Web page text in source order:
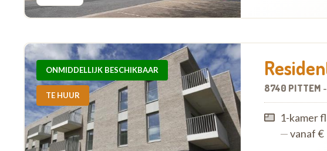
ONMIDDELLIJK BESCHIKBAAR
TE HUUR
8740 PITTEM -
1-kamer
—vanaf €